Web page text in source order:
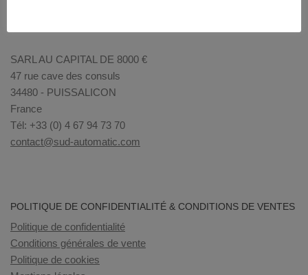
SARL AU CAPITAL DE 8000 €
47 rue cave des consuls
34480 - PUISSALICON
France
Tél: +33 (0) 4 67 94 73 70
contact@sud-automatic.com
POLITIQUE DE CONFIDENTIALITÉ & CONDITIONS DE VENTES
Politique de confidentialité
Conditions générales de vente
Politique de cookies